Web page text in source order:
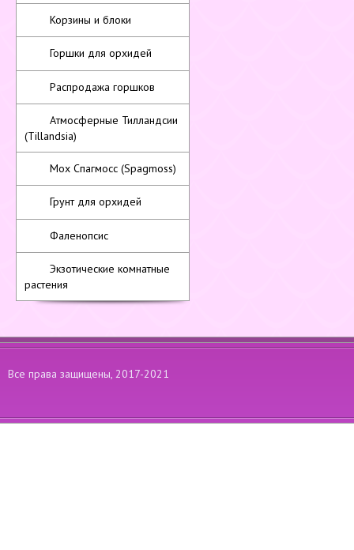
Корзины и блоки
Горшки для орхидей
Распродажа горшков
Атмосферные Тилландсии
(Tillandsia)
Мох Спагмосс (Spagmoss)
Грунт для орхидей
Фаленопсис
Экзотические комнатные
растения
Все права защищены, 2017-2021